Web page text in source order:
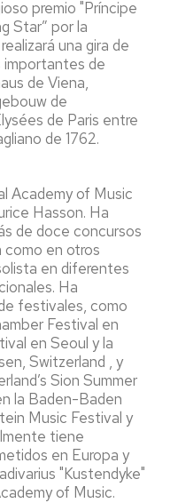
premio "Príncipe
Star” por la
una gira de
importantes de
de Viena,
de
de Paris entre
de 1762.
Academy of Music
Hasson. Ha
de doce concursos
en otros
en diferentes
Ha
festivales, como
Festival en
en Seoul y la
Switzerland , y
Sion Summer
la Baden-Baden
Music Festival y
tiene
en Europa y
"Kustendyke"
of Music.